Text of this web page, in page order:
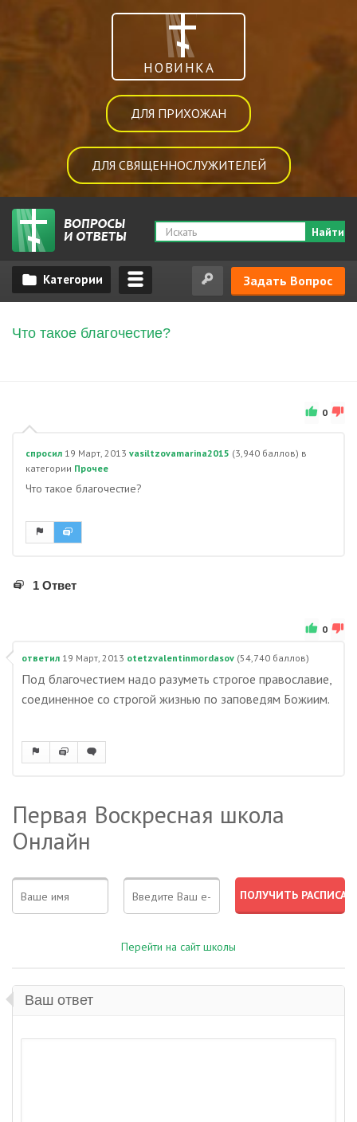
НОВИНКА
ДЛЯ ПРИХОЖАН
ДЛЯ СВЯЩЕННОСЛУЖИТЕЛЕЙ
Найти
Задать Вопрос
Что такое благочестие?
0
спросил 19 Март, 2013 vasiltzovamarina2015 (3,940 баллов) в
категории Прочее
Что такое благочестие?
1 Ответ
0
ответил 19 Март, 2013 otetzvalentinmordasov (54,740 баллов)
Под благочестием надо разуметь строгое православие,
соединенное со строгой жизнью по заповедям Божиим.
Первая Воскресная школа
Онлайн
Перейти на сайт школы
Ваш ответ